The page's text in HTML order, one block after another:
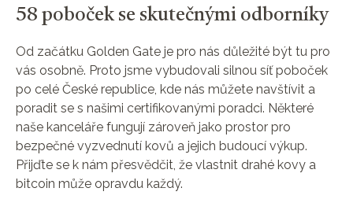
58 poboček se skutečnými odborníky
Od začátku Golden Gate je pro nás důležité být tu pro
vás osobně. Proto jsme vybudovali silnou síť poboček
po celé České republice, kde nás můžete navštívit a
poradit se s našimi certifikovanými poradci. Některé
naše kanceláře fungují zároveň jako prostor pro
bezpečné vyzvednutí kovů a jejich budoucí výkup.
Přijďte se k nám přesvědčit, že vlastnit drahé kovy a
bitcoin může opravdu každý.